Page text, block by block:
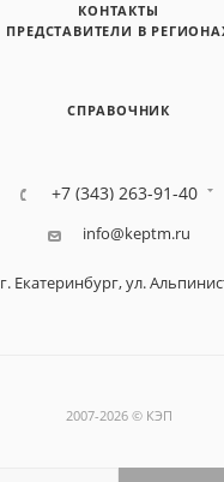
КОНТАКТЫ
ПРЕДСТАВИТЕЛИ В
СПРАВОЧНИК
+7 (343) 263-91-40
info@keptm.ru
г. Екатеринбург, ул.
2007-2026 © КЭП